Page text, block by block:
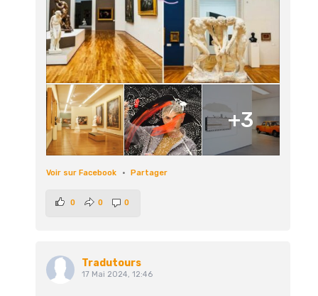
+3
Voir sur Facebook · Partager
0 0 0
Tradutours
17 Mai 2024, 12:46